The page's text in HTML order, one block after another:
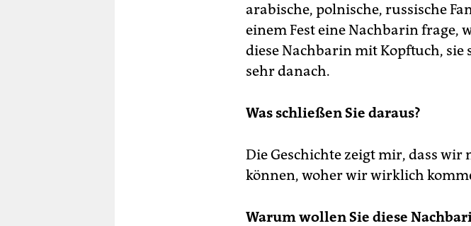
arabische, polnische, russische
einem Fest eine Nachbarin frage,
diese Nachbarin mit Kopftuch, sie
sehr danach.
Was schließen Sie daraus?
Die Geschichte zeigt mir, dass
können, woher wir wirklich
Warum wollen Sie diese